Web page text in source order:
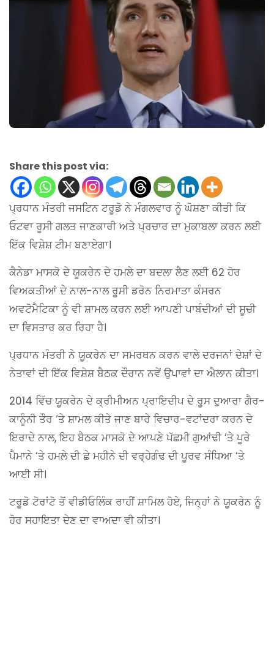
Share this post via:
ਪ੍ਰਧਾਨ ਮੰਤਰੀ ਜਸਟਿਨ ਟਰੂਡੋ ਨੇ ਮੰਗਲਵਾਰ ਨੂੰ ਘੋਸ਼ਣਾ ਕੀਤੀ ਕਿ
ਓਟਵਾ ਰੂਸੀ ਗਲਤ ਜਾਣਕਾਰੀ ਅਤੇ ਪ੍ਰਚਾਰ ਦਾ ਮੁਕਾਬਲਾ ਕਰਨ ਲਈ
ਇੱਕ ਵਿਸ਼ੇਸ਼ ਟੀਮ ਬਣਾਏਗਾ।
ਕੈਨੇਡਾ ਮਾਸਕੋ ਦੇ ਯੂਕਰੇਨ ਦੇ ਹਮਲੇ ਦਾ ਬਦਲਾ ਲੈਣ ਲਈ 62 ਹੋਰ
ਵਿਅਕਤੀਆਂ ਦੇ ਨਾਲ-ਨਾਲ ਰੂਸੀ ਡਰੋਨ ਨਿਰਮਾਤਾ ਕੰਸਰਨ
ਅਵਟੋਮੈਟਿਕਾ ਨੂੰ ਵੀ ਸ਼ਾਮਲ ਕਰਨ ਲਈ ਆਪਣੀ ਪਾਬੰਦੀਆਂ ਦੀ ਸੂਚੀ
ਦਾ ਵਿਸਤਾਰ ਕਰ ਰਿਹਾ ਹੈ।
ਪ੍ਰਧਾਨ ਮੰਤਰੀ ਨੇ ਯੂਕਰੇਨ ਦਾ ਸਮਰਥਨ ਕਰਨ ਵਾਲੇ ਦਰਜਨਾਂ ਦੇਸ਼ਾਂ ਦੇ
ਨੇਤਾਵਾਂ ਦੀ ਇੱਕ ਵਿਸ਼ੇਸ਼ ਬੈਠਕ ਦੌਰਾਨ ਨਵੇਂ ਉਪਾਵਾਂ ਦਾ ਐਲਾਨ ਕੀਤਾ।
2014 ਵਿੱਚ ਯੂਕਰੇਨ ਦੇ ਕ੍ਰੀਮੀਅਨ ਪ੍ਰਾਇਦੀਪ ਦੇ ਰੂਸ ਦੁਆਰਾ ਗੈਰ-
ਕਾਨੂੰਨੀ ਤੌਰ ‘ਤੇ ਸ਼ਾਮਲ ਕੀਤੇ ਜਾਣ ਬਾਰੇ ਵਿਚਾਰ-ਵਟਾਂਦਰਾ ਕਰਨ ਦੇ
ਇਰਾਦੇ ਨਾਲ, ਇਹ ਬੈਠਕ ਮਾਸਕੋ ਦੇ ਆਪਣੇ ਪੱਛਮੀ ਗੁਆਂਢੀ ‘ਤੇ ਪੂਰੇ
ਪੈਮਾਨੇ ‘ਤੇ ਹਮਲੇ ਦੀ ਛੇ ਮਹੀਨੇ ਦੀ ਵਰ੍ਹੇਗੰਢ ਦੀ ਪੂਰਵ ਸੰਧਿਆ ‘ਤੇ
ਆਈ ਸੀ।
ਟਰੂਡੋ ਟੋਰਾਂਟੋ ਤੋਂ ਵੀਡੀਓਲਿੰਕ ਰਾਹੀਂ ਸ਼ਾਮਿਲ ਹੋਏ, ਜਿਨ੍ਹਾਂ ਨੇ ਯੂਕਰੇਨ ਨੂੰ
ਹੋਰ ਸਹਾਇਤਾ ਦੇਣ ਦਾ ਵਾਅਦਾ ਵੀ ਕੀਤਾ।